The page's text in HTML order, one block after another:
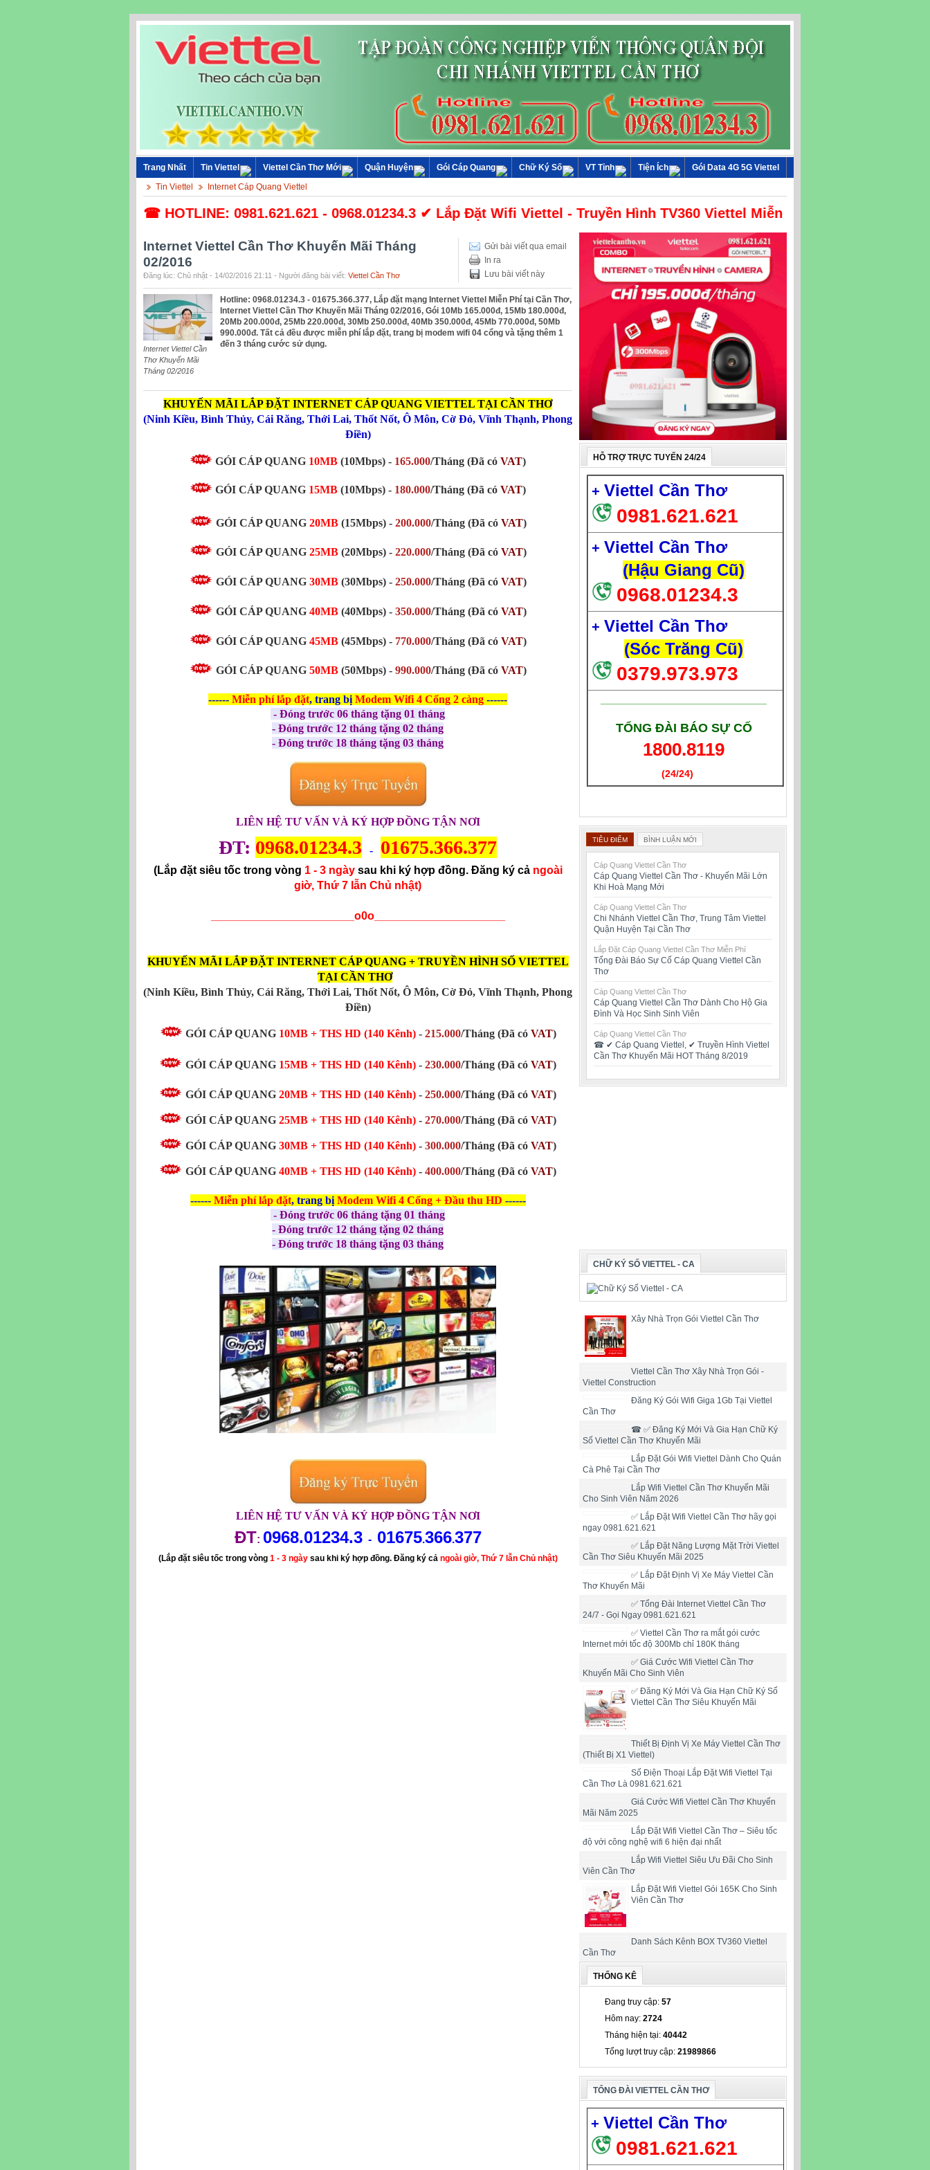
Trang Nhất Tin Viettel Viettel Cần Thơ Mới Quận Huyện Gói Cáp Quang Chữ Ký Số VT Tỉnh Tiện Ích
Gói Data 4G 5G Viettel
Tin Viettel
Internet Cáp Quang Viettel
☎ HOTLINE: 0981.621.621 - 0968.01234.3 ✔ Lắp Đặt Wifi Viettel - Truyền Hình TV360 Viettel Miễn Phí
Gửi bài viết qua email
In ra
Lưu bài viết này
Internet Viettel Cần Thơ Khuyến Mãi Tháng
02/2016
Đăng lúc: Chủ nhật - 14/02/2016 21:11 - Người đăng bài viết: Viettel Cần Thơ
Internet Viettel Cần
Thơ Khuyến Mãi
Tháng 02/2016
Hotline: 0968.01234.3 - 01675.366.377, Lắp đặt mạng Internet Viettel Miễn Phí tại Cần Thơ,
Internet Viettel Cần Thơ Khuyến Mãi Tháng 02/2016, Gói 10Mb 165.000đ, 15Mb 180.000đ,
20Mb 200.000đ, 25Mb 220.000đ, 30Mb 250.000đ, 40Mb 350.000đ, 45Mb 770.000đ, 50Mb
990.000đ. Tất cả đều được miễn phí lắp đặt, trang bị modem wifi 04 cổng và tặng thêm 1
đến 3 tháng cước sử dụng.
KHUYẾN MÃI LẮP ĐẶT INTERNET CÁP QUANG VIETTEL TẠI CẦN THƠ
(Ninh Kiều, Bình Thủy, Cái Răng, Thới Lai, Thốt Nốt, Ô Môn, Cờ Đỏ, Vĩnh Thạnh, Phong
Điền)
GÓI CÁP QUANG 10MB (10Mbps) - 165.000/Tháng (Đã có VAT)
GÓI CÁP QUANG 15MB (10Mbps) - 180.000/Tháng (Đã có VAT)
GÓI CÁP QUANG 20MB (15Mbps) - 200.000/Tháng (Đã có VAT)
GÓI CÁP QUANG 25MB (20Mbps) - 220.000/Tháng (Đã có VAT)
GÓI CÁP QUANG 30MB (30Mbps) - 250.000/Tháng (Đã có VAT)
GÓI CÁP QUANG 40MB (40Mbps) - 350.000/Tháng (Đã có VAT)
GÓI CÁP QUANG 45MB (45Mbps) - 770.000/Tháng (Đã có VAT)
GÓI CÁP QUANG 50MB (50Mbps) - 990.000/Tháng (Đã có VAT)
------ Miễn phílắp đặt, trang bị Modem Wifi 4 Cổng 2 càng ------
- Đóng trước 06 tháng tặng 01 tháng
- Đóng trước 12 tháng tặng 02 tháng
- Đóng trước 18 tháng tặng 03 tháng
LIÊN HỆ TƯ VẤN VÀ KÝ HỢP ĐỒNG TẬN NƠI
ĐT: 0968.01234.3 - 01675.366.377
(Lắp đặt siêu tốc trong vòng 1 - 3 ngày sau khi ký hợp đồng. Đăng ký cả ngoài
giờ, Thứ 7 lẫn Chủ nhật)
_______________________o0o_____________________
KHUYẾN MÃI LẮP ĐẶT INTERNET CÁP QUANG + TRUYỀN HÌNH SỐ VIETTEL
TẠI CẦN THƠ
(Ninh Kiều, Bình Thủy, Cái Răng, Thới Lai, Thốt Nốt, Ô Môn, Cờ Đỏ, Vĩnh Thạnh, Phong
Điền)
GÓI CÁP QUANG 10MB + THS HD (140 Kênh)- 215.000/Tháng (Đã có VAT)
GÓI CÁP QUANG 15MB + THS HD (140 Kênh) - 230.000/Tháng (Đã có VAT)
GÓI CÁP QUANG 20MB + THS HD (140 Kênh) - 250.000/Tháng (Đã có VAT)
GÓI CÁP QUANG 25MB + THS HD (140 Kênh) - 270.000/Tháng (Đã có VAT)
GÓI CÁP QUANG 30MB + THS HD (140 Kênh) - 300.000/Tháng (Đã có VAT)
GÓI CÁP QUANG 40MB + THS HD (140 Kênh) - 400.000/Tháng (Đã có VAT)
------ Miễn phílắp đặt, trang bị Modem Wifi 4 Cổng + Đầu thu HD ------
- Đóng trước 06 tháng tặng 01 tháng
- Đóng trước 12 tháng tặng 02 tháng
- Đóng trước 18 tháng tặng 03 tháng
LIÊN HỆ TƯ VẤN VÀ KÝ HỢP ĐỒNG TẬN NƠI
ĐT: 0968.01234.3- 01675.366.377
(Lắp đặt siêu tốc trong vòng 1 - 3 ngày sau khi ký hợp đồng. Đăng ký cả ngoài giờ, Thứ 7 lẫn Chủ nhật)
HỖ TRỢ TRỰC TUYẾN 24/24
+ Viettel Cần Thơ
0981.621.621
+ Viettel Cần Thơ
(Hậu Giang Cũ)
0968.01234.3
+ Viettel Cần Thơ
(Sóc Trăng Cũ)
0379.973.973
TỔNG ĐÀI BÁO SỰ CỐ
1800.8119
(24/24)
TIÊU ĐIỂM BÌNH LUẬN MỚI
Cáp Quang Viettel Cần Thơ
Cáp Quang Viettel Cần Thơ - Khuyến Mãi Lớn
Khi Hoà Mạng Mới
Cáp Quang Viettel Cần Thơ
Chi Nhánh Viettel Cần Thơ, Trung Tâm Viettel
Quận Huyện Tại Cần Thơ
Lắp Đặt Cáp Quang Viettel Cần Thơ Miễn Phí
Tổng Đài Báo Sự Cố Cáp Quang Viettel Cần
Thơ
Cáp Quang Viettel Cần Thơ
Cáp Quang Viettel Cần Thơ Dành Cho Hộ Gia
Đình Và Học Sinh Sinh Viên
Cáp Quang Viettel Cần Thơ
☎ ✔‎ Cáp Quang Viettel, ✔‎ Truyền Hình Viettel
Cần Thơ Khuyến Mãi HOT Tháng 8/2019
CHỮ KÝ SỐ VIETTEL - CA
Xây Nhà Trọn Gói Viettel Cần Thơ
Viettel Cần Thơ Xây Nhà Trọn Gói -
Viettel Construction
Đăng Ký Gói Wifi Giga 1Gb Tại Viettel
Cần Thơ
☎ ✅‎ Đăng Ký Mới Và Gia Hạn Chữ Ký
Số Viettel Cần Thơ Khuyến Mãi
Lắp Đặt Gói Wifi Viettel Dành Cho Quán
Cà Phê Tại Cần Thơ
Lắp Wifi Viettel Cần Thơ Khuyến Mãi
Cho Sinh Viên Năm 2026
✅ Lắp Đặt Wifi Viettel Cần Thơ hãy gọi
ngay 0981.621.621
✅ Lắp Đặt Năng Lượng Mặt Trời Viettel
Cần Thơ Siêu Khuyến Mãi 2025
✅ Lắp Đặt Định Vị Xe Máy Viettel Cần
Thơ Khuyến Mãi
✅ Tổng Đài Internet Viettel Cần Thơ
24/7 - Gọi Ngay 0981.621.621
✅ ‎Viettel Cần Thơ ra mắt gói cước
Internet mới tốc độ 300Mb chỉ 180K tháng
✅ ‎Giá Cước Wifi Viettel Cần Thơ
Khuyến Mãi Cho Sinh Viên
✅‎ Đăng Ký Mới Và Gia Hạn Chữ Ký Số
Viettel Cần Thơ Siêu Khuyến Mãi
Thiết Bị Định Vị Xe Máy Viettel Cần Thơ
(Thiết Bị X1 Viettel)
Số Điện Thoại Lắp Đặt Wifi Viettel Tại
Cần Thơ Là 0981.621.621
Giá Cước Wifi Viettel Cần Thơ Khuyến
Mãi Năm 2025
Lắp Đặt Wifi Viettel Cần Thơ – Siêu tốc
độ với công nghệ wifi 6 hiện đại nhất
Lắp Wifi Viettel Siêu Ưu Đãi Cho Sinh
Viên Cần Thơ
Lắp Đặt Wifi Viettel Gói 165K Cho Sinh
Viên Cần Thơ
Danh Sách Kênh BOX TV360 Viettel
Cần Thơ
THỐNG KÊ
Đang truy cập: 57
Hôm nay: 2724
Tháng hiện tại: 40442
Tổng lượt truy cập: 21989866
TỔNG ĐÀI VIETTEL CẦN THƠ
+ Viettel Cần Thơ
0981.621.621